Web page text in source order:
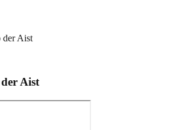
der Aist
Aist